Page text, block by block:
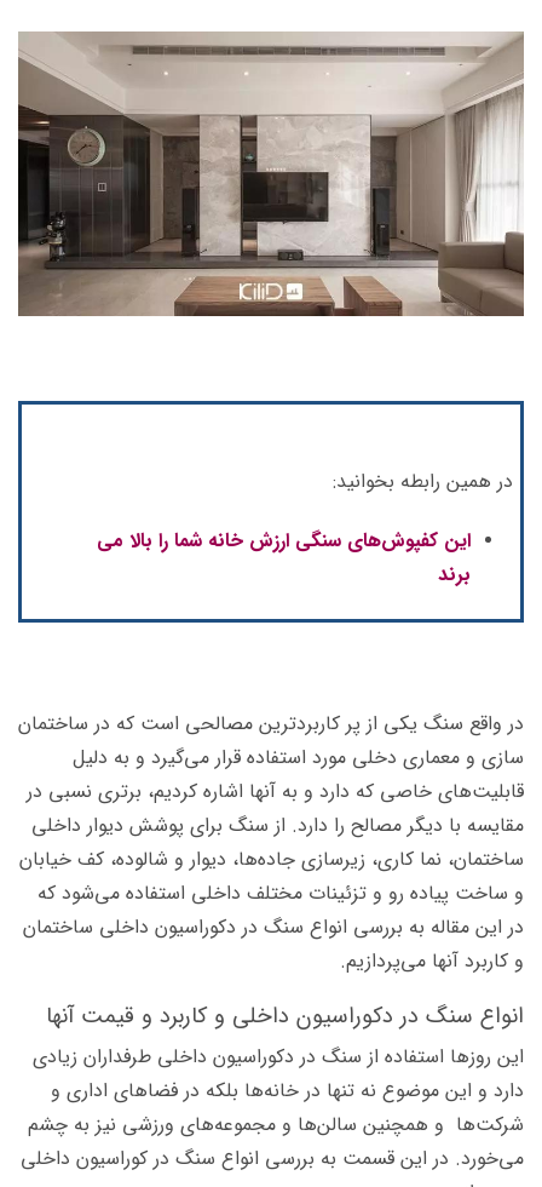
در همین رابطه بخوانید:
این کفپوش‌های سنگی ارزش خانه شما را بالا می
برند
در واقع سنگ یکی از پر کاربردترین مصالحی است که در ساختمان
سازی و معماری دخلی مورد استفاده قرار می‌گیرد و به دلیل
قابلیت‌های خاصی که دارد و به آنها اشاره کردیم، برتری نسبی در
مقایسه با دیگر مصالح را دارد. از سنگ برای پوشش دیوار داخلی
ساختمان، نما کاری، زیرسازی جاده‌ها، دیوار و شالوده، کف خیابان
و ساخت پیاده رو و تزئینات مختلف داخلی استفاده می‌شود که
در این مقاله به بررسی انواع سنگ در دکوراسیون داخلی ساختمان
و کاربرد آنها می‌پردازیم.
انواع سنگ در دکوراسیون داخلی و کاربرد و قیمت آنها
این روزها استفاده از سنگ در دکوراسیون داخلی طرفداران زیادی
دارد و این موضوع نه تنها در خانه‌ها بلکه در فضاهای اداری و
شرکت‌ها و همچنین سالن‌ها و مجموعه‌های ورزشی نیز به چشم
می‌خورد. در این قسمت به بررسی انواع سنگ در کوراسیون داخلی